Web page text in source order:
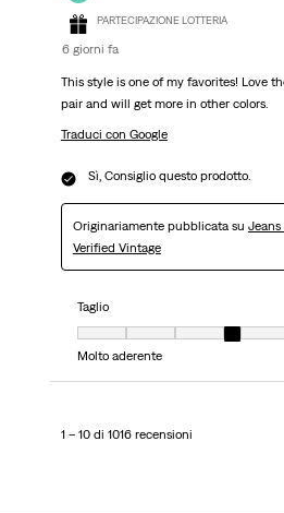
PARTECIPAZIONE LOTTERIA
6 giorni fa
This style is one of my favorites! Love
pair and will get more in other colors.
Traduci con Google
Sì, Consiglio questo prodotto.
Originariamente pubblicata su Jeans
Verified Vintage
Taglio
Taglio, 4 su 7, dove 1 è uguale a
Molto aderente
1 – 10 di 1016 recensioni